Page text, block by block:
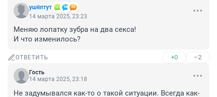
ушёлтут
14 марта 2025, 23:23
Меняю лопатку зубра на два секса!
И что изменилось?
ОТВЕТИТЬ +0 –2
Гость
14 марта 2025, 23:18
Не задумывался как-то о такой ситуации. Всегда как-